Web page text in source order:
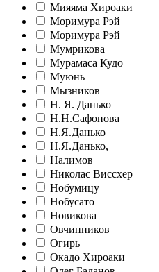
Мияяма Хироаки
Моримура Рэй
Моримура Рэй
Мумрикова
Мурамаса Кудо
Муюнь
Мызников
Н. Я. Данько
Н.Н.Сафонова
Н.Я.Данько
Н.Я.Данько,
Налимов
Николас Виссхер
Нобумицу
Нобусато
Новикова
Овчинников
Огирь
Окадо Хироаки